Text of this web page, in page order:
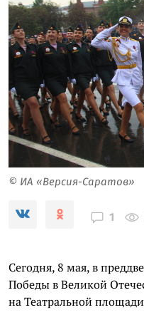
© ИА «Версия-Саратов»
1
Сегодня, 8 мая, в
Победы в Великой
на Театральной площади